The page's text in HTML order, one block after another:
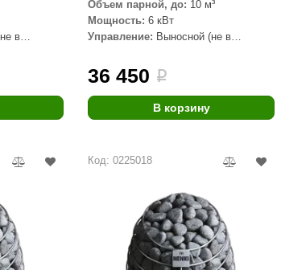
LANG’s
Rohol
Baldus
Ермак-Термо
Добросталь
Торнадо
в
Объем парной, до: 10 м³
Мощность: 6 кВт
Управление: Выносной (не в
36 450 i
В корзину
Код: 0225018